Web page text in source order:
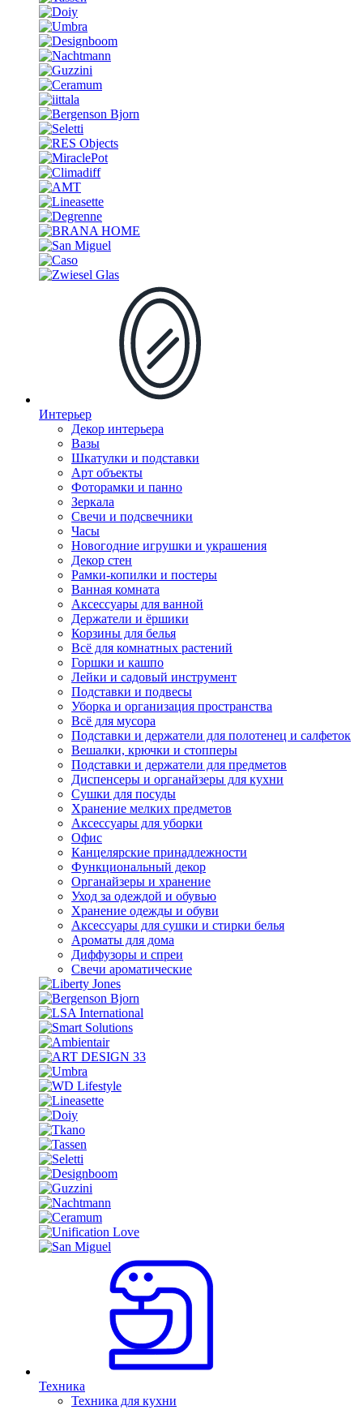
Интерьер
Декор интерьера
Вазы
Шкатулки и подставки
Арт объекты
Фоторамки и панно
Зеркала
Свечи и подсвечники
Часы
Новогодние игрушки и украшения
Декор стен
Рамки-копилки и постеры
Ванная комната
Аксессуары для ванной
Держатели и ёршики
Корзины для белья
Всё для комнатных растений
Горшки и кашпо
Лейки и садовый инструмент
Подставки и подвесы
Уборка и организация пространства
Всё для мусора
Подставки и держатели для полотенец и салфеток
Вешалки, крючки и стопперы
Подставки и держатели для предметов
Диспенсеры и органайзеры для кухни
Сушки для посуды
Хранение мелких предметов
Аксессуары для уборки
Офис
Канцелярские принадлежности
Функциональный декор
Органайзеры и хранение
Уход за одеждой и обувью
Хранение одежды и обуви
Аксессуары для сушки и стирки белья
Ароматы для дома
Диффузоры и спреи
Свечи ароматические
Техника
Техника для кухни